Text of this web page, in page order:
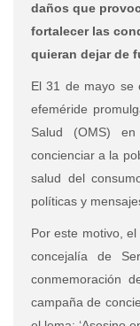
daños que
fortalecer las
quieran dejar de
El 31 de mayo se
efeméride
Salud (OMS)
concienciar a la
salud del
políticas y
Por este motivo,
concejalía de
conmemoración
campaña de